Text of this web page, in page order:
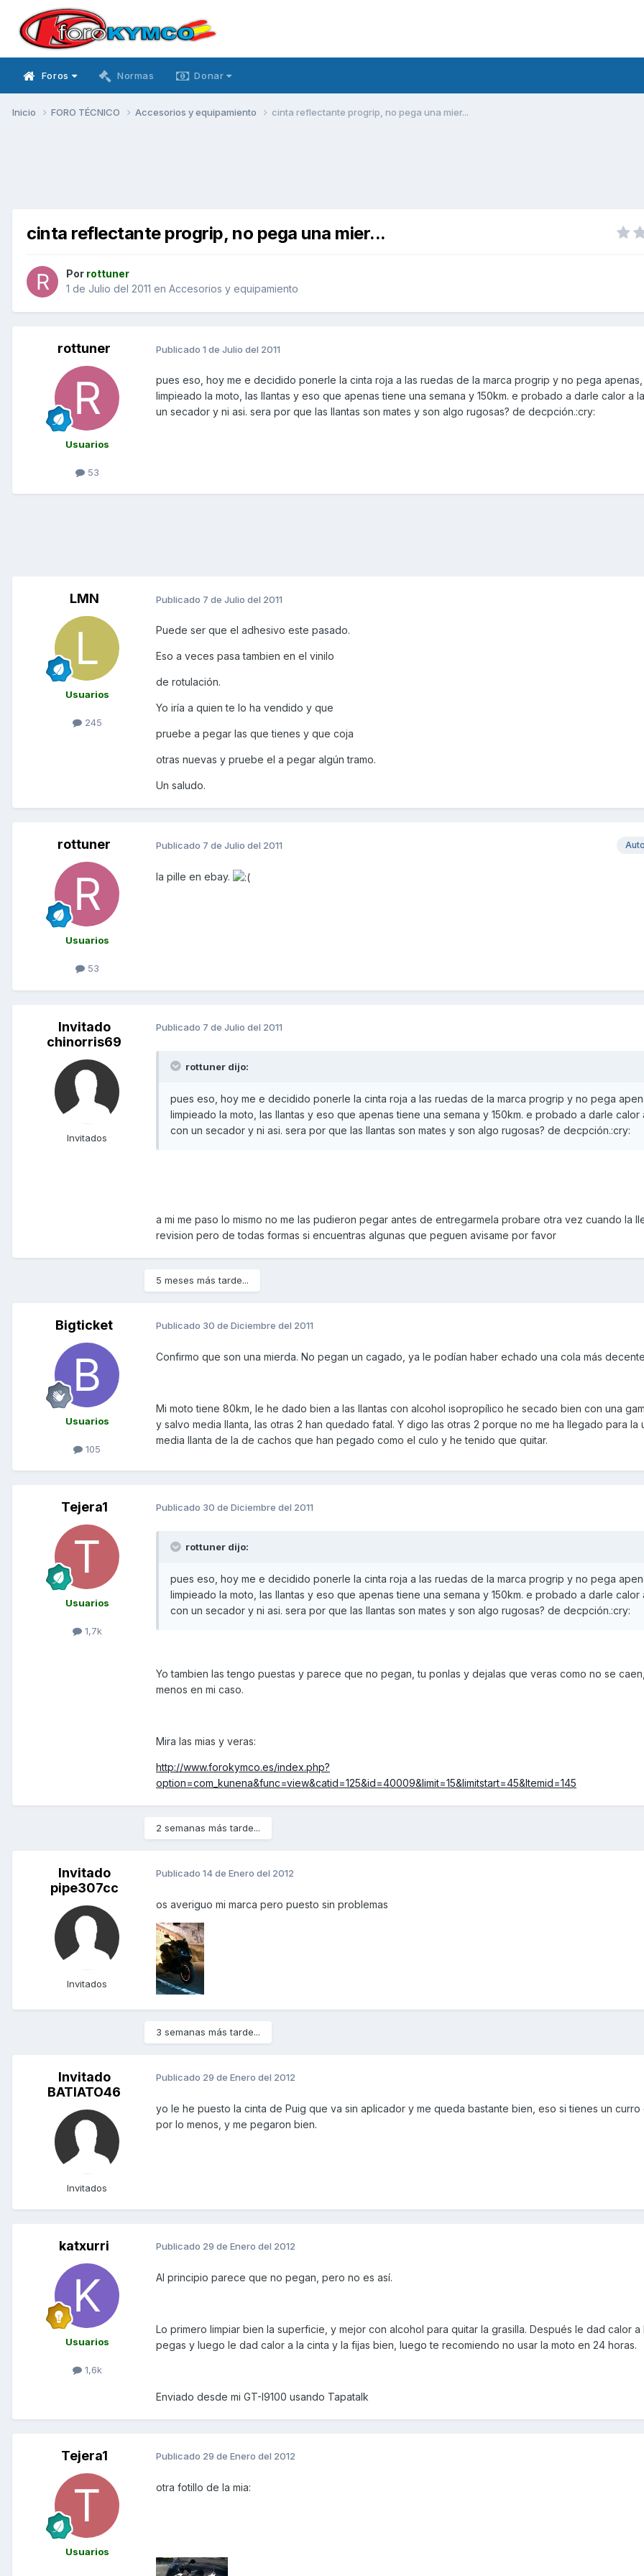
Foros Normas Donar
Inicio FORO TÉCNICO Accesorios y equipamiento cinta reflectante progrip, no pega una mier...
cinta reflectante progrip, no pega una mier...
Por rottuner
1 de Julio del 2011 en Accesorios y equipamiento
rottuner
Usuarios
53
Publicado 1 de Julio del 2011
pues eso, hoy me e decidido ponerle la cinta roja a las ruedas de la marca progrip y no pega
limpieado la moto, las llantas y eso que apenas tiene una semana y 150km. e probado a darle calor a
un secador y ni asi. sera por que las llantas son mates y son algo rugosas? de decpción.:cry:
LMN
Usuarios
245
Publicado 7 de Julio del 2011
Puede ser que el adhesivo este pasado.
Eso a veces pasa tambien en el vinilo
de rotulación.
Yo iría a quien te lo ha vendido y que
pruebe a pegar las que tienes y que coja
otras nuevas y pruebe el a pegar algún tramo.
Un saludo.
rottuner
Usuarios
53
Publicado 7 de Julio del 2011
la pille en ebay.
Invitado
chinorris69
Invitados
Publicado 7 de Julio del 2011
rottuner dijo:
pues eso, hoy me e decidido ponerle la cinta roja a las ruedas de la marca progrip y no pega
limpieado la moto, las llantas y eso que apenas tiene una semana y 150km. e probado a darle calor
con un secador y ni asi. sera por que las llantas son mates y son algo rugosas? de decpción.:cry:
a mi me paso lo mismo no me las pudieron pegar antes de entregarmela probare otra vez cuando la
revision pero de todas formas si encuentras algunas que peguen avisame por favor
5 meses más tarde...
Bigticket
Usuarios
105
Publicado 30 de Diciembre del 2011
Confirmo que son una mierda. No pegan un cagado, ya le podían haber echado una cola más
Mi moto tiene 80km, le he dado bien a las llantas con alcohol isopropílico he secado bien con una
y salvo media llanta, las otras 2 han quedado fatal. Y digo las otras 2 porque no me ha llegado para la
media llanta de la de cachos que han pegado como el culo y he tenido que quitar.
Tejera1
Usuarios
1,7k
Publicado 30 de Diciembre del 2011
rottuner dijo:
pues eso, hoy me e decidido ponerle la cinta roja a las ruedas de la marca progrip y no pega
limpieado la moto, las llantas y eso que apenas tiene una semana y 150km. e probado a darle calor
con un secador y ni asi. sera por que las llantas son mates y son algo rugosas? de decpción.:cry:
Yo tambien las tengo puestas y parece que no pegan, tu ponlas y dejalas que veras como no se
menos en mi caso.
Mira las mias y veras:
http://www.forokymco.es/index.php?
option=com_kunena&func=view&catid=125&id=40009&limit=15&limitstart=45&Itemid=145
2 semanas más tarde...
Invitado
pipe307cc
Invitados
Publicado 14 de Enero del 2012
os averiguo mi marca pero puesto sin problemas
3 semanas más tarde...
Invitado
BATIATO46
Invitados
Publicado 29 de Enero del 2012
yo le he puesto la cinta de Puig que va sin aplicador y me queda bastante bien, eso si tienes un curro
por lo menos, y me pegaron bien.
katxurri
Usuarios
1,6k
Publicado 29 de Enero del 2012
Al principio parece que no pegan, pero no es así.
Lo primero limpiar bien la superficie, y mejor con alcohol para quitar la grasilla. Después le dad calor a
pegas y luego le dad calor a la cinta y la fijas bien, luego te recomiendo no usar la moto en 24 horas.
Enviado desde mi GT-I9100 usando Tapatalk
Tejera1
Usuarios
Publicado 29 de Enero del 2012
otra fotillo de la mia: